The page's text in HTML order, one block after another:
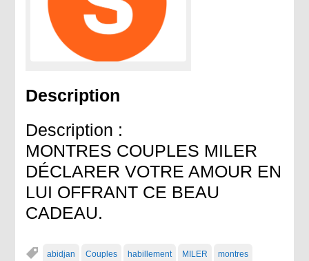
Description
Description :
MONTRES COUPLES MILER
DÉCLARER VOTRE AMOUR EN
LUI OFFRANT CE BEAU
CADEAU.
abidjan Couples habillement MILER montres